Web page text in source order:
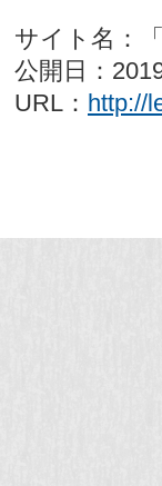
サイト名：
公開日：
URL： http://